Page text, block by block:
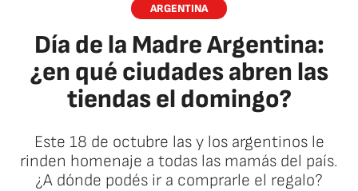
ARGENTINA
Día de la Madre Argentina:
¿en qué ciudades abren las
tiendas el domingo?
Este 18 de octubre las y los argentinos le
rinden homenaje a todas las mamás del país.
¿A dónde podés ir a comprarle el regalo?